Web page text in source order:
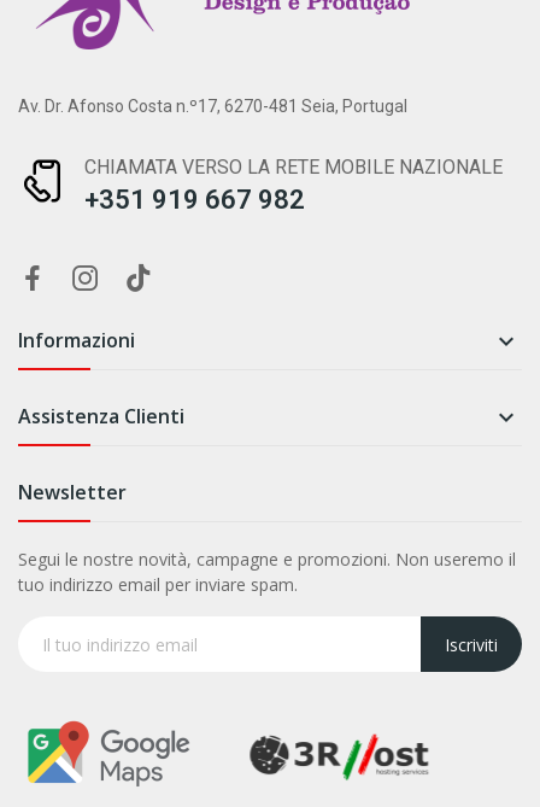
Av. Dr. Afonso Costa n.º17, 6270-481 Seia, Portugal
CHIAMATA VERSO LA RETE MOBILE NAZIONALE
+351 919 667 982
Informazioni 
Assistenza Clienti 
Newsletter
Segui le nostre novità, campagne e promozioni. Non useremo il
tuo indirizzo email per inviare spam.
Iscriviti